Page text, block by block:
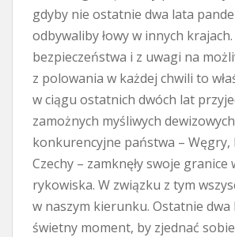
gdyby nie ostatnie dwa lata
odbywaliby łowy w innych
bezpieczeństwa i z uwagi na
z polowania w każdej chwili to
w ciągu ostatnich dwóch lat
zamożnych myśliwych
konkurencyjne państwa – Węgry,
Czechy – zamknęły swoje granice
rykowiska. W związku z tym
w naszym kierunku. Ostatnie dwa
świetny moment, by zjednać